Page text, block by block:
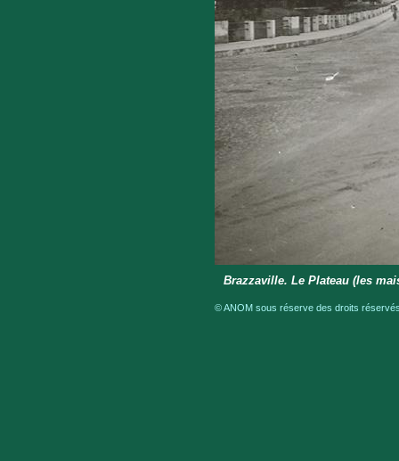
Brazzaville. Le Plateau (les
© ANOM sous réserve des droits